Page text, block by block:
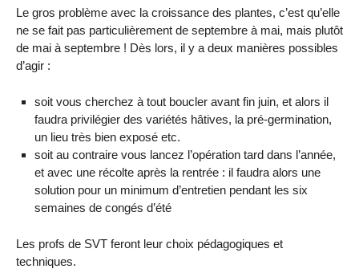
Le gros problème avec la croissance des plantes, c’est qu’elle
ne se fait pas particulièrement de septembre à mai, mais plutôt
de mai à septembre ! Dès lors, il y a deux manières possibles
d’agir :
soit vous cherchez à tout boucler avant fin juin, et alors il
faudra privilégier des variétés hâtives, la pré-germination,
un lieu très bien exposé etc.
soit au contraire vous lancez l’opération tard dans l’année,
et avec une récolte après la rentrée : il faudra alors une
solution pour un minimum d’entretien pendant les six
semaines de congés d’été
Les profs de SVT feront leur choix pédagogiques et
techniques.